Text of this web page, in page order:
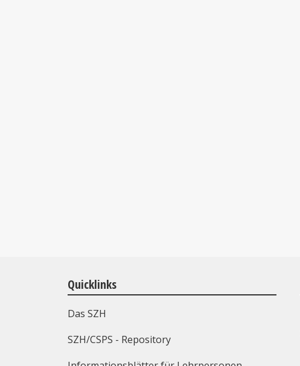
Quicklinks
Das SZH
SZH/CSPS - Repository